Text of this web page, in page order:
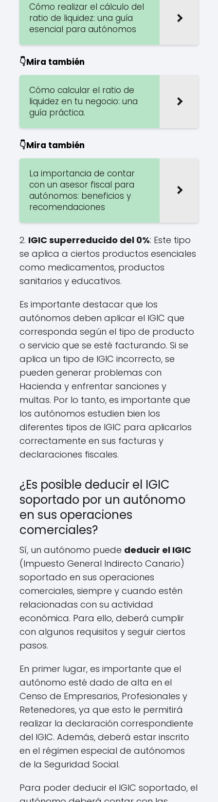
Cómo realizar el cálculo del
ratio de liquidez: una guía
esencial para autónomos
👇Mira también
Cómo calcular el ratio de
liquidez en tu negocio: una
guía práctica.
👇Mira también
La importancia de contar
con un asesor fiscal para
autónomos: beneficios y
recomendaciones
2. IGIC superreducido del 0%: Este tipo
se aplica a ciertos productos esenciales
como medicamentos, productos
sanitarios y educativos.
Es importante destacar que los
autónomos deben aplicar el IGIC que
corresponda según el tipo de producto
o servicio que se esté facturando. Si se
aplica un tipo de IGIC incorrecto, se
pueden generar problemas con
Hacienda y enfrentar sanciones y
multas. Por lo tanto, es importante que
los autónomos estudien bien los
diferentes tipos de IGIC para aplicarlos
correctamente en sus facturas y
declaraciones fiscales.
¿Es posible deducir el IGIC
soportado por un autónomo
en sus operaciones
comerciales?
Sí, un autónomo puede deducir el IGIC
(Impuesto General Indirecto Canario)
soportado en sus operaciones
comerciales, siempre y cuando estén
relacionadas con su actividad
económica. Para ello, deberá cumplir
con algunos requisitos y seguir ciertos
pasos.
En primer lugar, es importante que el
autónomo esté dado de alta en el
Censo de Empresarios, Profesionales y
Retenedores, ya que esto le permitirá
realizar la declaración correspondiente
del IGIC. Además, deberá estar inscrito
en el régimen especial de autónomos
de la Seguridad Social.
Para poder deducir el IGIC soportado, el